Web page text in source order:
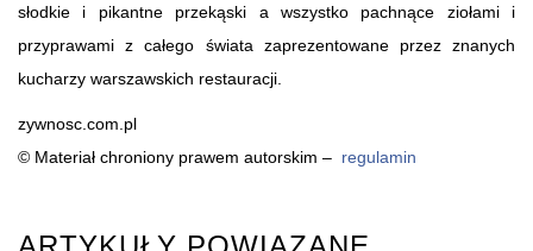
słodkie i pikantne przekąski a wszystko pachnące ziołami i
przyprawami z całego świata zaprezentowane przez znanych
kucharzy warszawskich restauracji.
zywnosc.com.pl
© Materiał chroniony prawem autorskim – regulamin